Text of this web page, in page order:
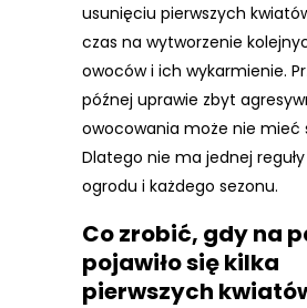
usunięciu pierwszych
czas na wytworzenie
owoców i ich wykarmienie.
późnej uprawie zbyt
owocowania może nie mieć
Dlatego nie ma jednej
ogrodu i każdego sezonu.
Co zrobić, gdy na
pojawiło się kilka
pierwszych